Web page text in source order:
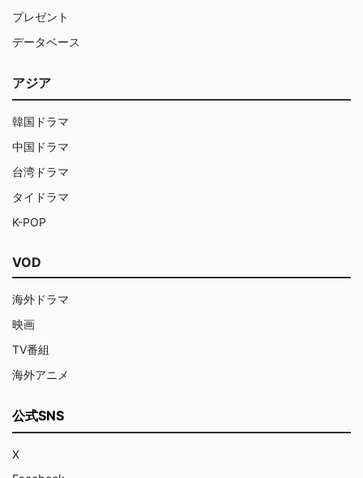
プレゼント
データベース
アジア
韓国ドラマ
中国ドラマ
台湾ドラマ
タイドラマ
K-POP
VOD
海外ドラマ
映画
TV番組
海外アニメ
公式SNS
X